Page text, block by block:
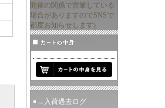
開催の関係で営業している
場合がありますのでSNSで
都度お知らせします)
→入荷過去ログ